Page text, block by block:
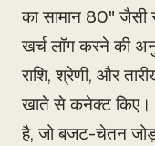
का सामान 80" जैसी
खर्च लॉग करने की
राशि, श्रेणी, और
खाते से कनेक्ट किए।
है, जो बजट-चेतन